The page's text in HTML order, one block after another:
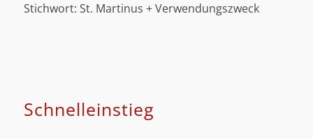
Stichwort: St. Martinus + Verwendungszweck
Schnell­einstieg